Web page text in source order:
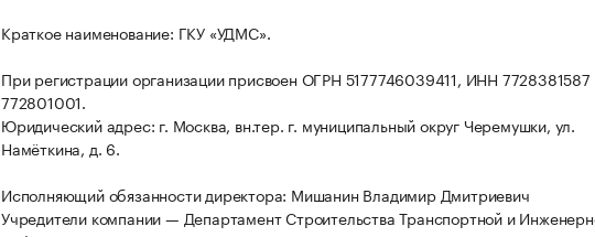
Краткое наименование: ГКУ «УДМС».
При регистрации организации присвоен ОГРН 5177746039411, ИНН
772801001.
Юридический адрес: г. Москва, вн.тер. г. муниципальный округ Черемушки, ул.
Намёткина, д. 6.
Исполняющий обязанности директора: Мишанин Владимир Дмитриевич
Учредители компании — Департамент Строительства Транспортной и